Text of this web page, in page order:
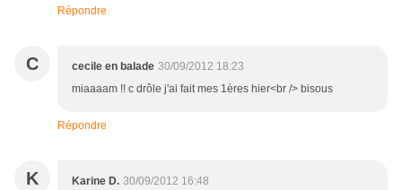
Répondre
C cecile en balade 30/09/2012 18:23
miaaaam !! c drôle j'ai fait mes 1ères hier<br /> bisous
Répondre
K Karine D. 30/09/2012 16:48